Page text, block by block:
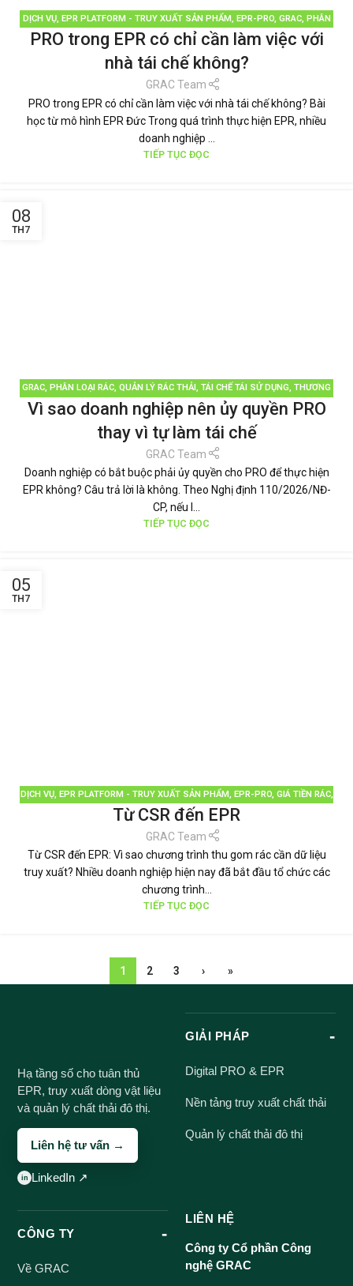
DỊCH VỤ, EPR PLATFORM - TRUY XUẤT SẢN PHẨM EPR-PRO, GRAC, PHÂN
LOẠI RÁC ,QUẢN LÝ RÁC THẢI ,TÁI CHẾ TÁI SỬ DỤNG,THƯƠNG HIỆU BỀN
TIN TỨC
PRO trong EPR có chỉ cần làm việc với
nhà tái chế không?
GRAC Team
PRO trong EPR có chỉ cần làm việc với nhà tái chế không? Bài
học từ mô hình EPR Đức Trong quá trình thực hiện EPR, nhiều
doanh nghiệp ...
TIẾP TỤC ĐỌC
08
TH7
GRAC, PHÂN LOẠI RÁC, QUẢN LÝ RÁC THẢI, TÁI CHẾ TÁI SỬ DỤNG, THƯƠNG
HIỆU BỀN VỮNG,TIN TỨC
Vì sao doanh nghiệp nên ủy quyền PRO
thay vì tự làm tái chế
GRAC Team
Doanh nghiệp có bắt buộc phải ủy quyền cho PRO để thực hiện
EPR không? Câu trả lời là không. Theo Nghị định 110/2026/NĐ-
CP, nếu l...
TIẾP TỤC ĐỌC
05
TH7
DỊCH VỤ, EPR PLATFORM - TRUY XUẤT SẢN PHẨM EPR-PRO, GIÁ TIỀN RÁC,
GIÁ TIỀN RÁC CỒNG KỀNH, GRAC,GREEN POINT ,PHÂN LOẠI RÁC
THƯƠNG HIỆU BỀN VỮNG
Từ CSR đến EPR
GRAC Team
Từ CSR đến EPR: Vì sao chương trình thu gom rác cần dữ liệu
truy xuất? Nhiều doanh nghiệp hiện nay đã bắt đầu tổ chức các
chương trình...
TIẾP TỤC ĐỌC
1 2 3 › »
Hạ tầng số cho tuân thủ
EPR, truy xuất dòng vật liệu
và quản lý chất thải đô thị.
Liên hệ tư vấn →
LinkedIn ↗
GIẢI PHÁP
Digital PRO & EPR
Nền tảng truy xuất chất thải
Quản lý chất thải đô thị
CÔNG TY
Về GRAC
LIÊN HỆ
Công ty Cổ phần Công
nghệ GRAC